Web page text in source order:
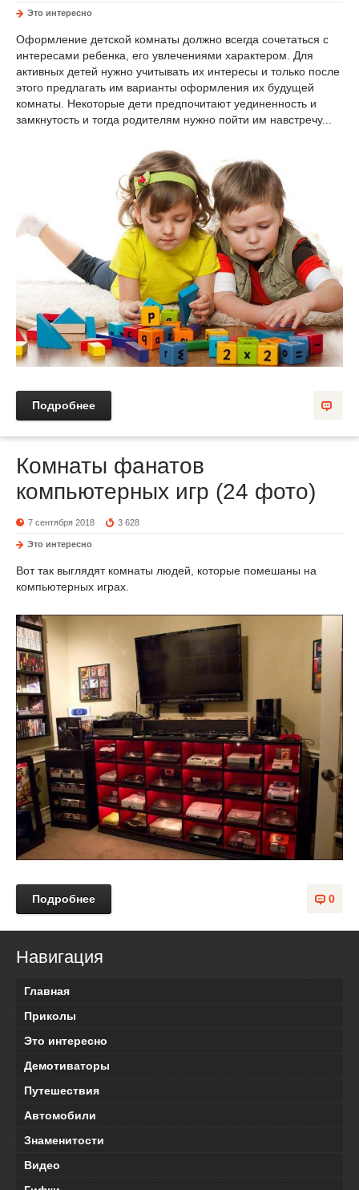
Это интересно
Оформление детской комнаты должно всегда сочетаться с
интересами ребенка, его увлечениями характером. Для
активных детей нужно учитывать их интересы и только после
этого предлагать им варианты оформления их будущей
комнаты. Некоторые дети предпочитают уединенность и
замкнутость и тогда родителям нужно пойти им навстречу...
Подробнее
Комнаты фанатов
компьютерных игр (24 фото)
7 сентября 2018 3 628
Это интересно
Вот так выглядят комнаты людей, которые помешаны на
компьютерных играх.
0
Подробнее
Навигация
Главная
Приколы
Это интересно
Демотиваторы
Путешествия
Автомобили
Знаменитости
Видео